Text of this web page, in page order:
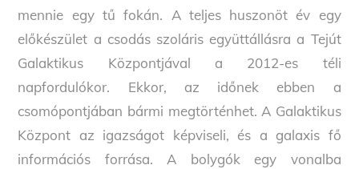
mennie egy tű fokán. A teljes huszonöt év egy
előkészület a csodás szoláris együttállásra a Tejút
Galaktikus Központjával a 2012-es téli
napfordulókor. Ekkor, az időnek ebben a
csomópontjában bármi megtörténhet. A Galaktikus
Központ az igazságot képviseli, és a galaxis fő
információs forrása. A bolygók egy vonalba